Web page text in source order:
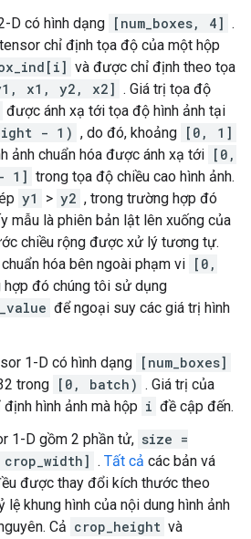
D có hình dạng [num_boxes, 4] .
chỉ định tọa độ của một hộp
và được chỉ định theo tọa
x1, y2, x2] . Giá trị tọa độ
được ánh xạ tới tọa độ hình ảnh tại
- 1) , do đó, khoảng [0, 1]
ảnh chuẩn hóa được ánh xạ tới [0,
1] trong tọa độ chiều cao hình ảnh.
y1 > y2 , trong trường hợp đó
mẫu là phiên bản lật lên xuống của
chiều rộng được xử lý tương tự.
hóa bên ngoài phạm vi [0,
hợp đó chúng tôi sử dụng
để ngoại suy các giá trị hình
1-D có hình dạng [num_boxes]
trong [0, batch) . Giá trị của
định hình ảnh mà hộp i đề cập đến.
1-D gồm 2 phần tử, size =
. Tất cả các bản vá
được thay đổi kích thước theo
lệ khung hình của nội dung hình ảnh
Cả crop_height và